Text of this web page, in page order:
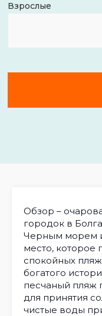
Взрослые
Обзор –
городок в
Черным морем
место, которое
спокойных
богатого
песчаный пляж
для принятия
чистые воды